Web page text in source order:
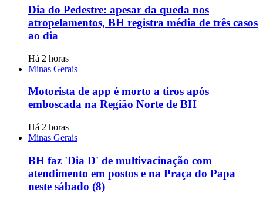
Dia do Pedestre: apesar da queda nos
atropelamentos, BH registra média de três casos
ao dia
Há 2 horas
Minas Gerais
Motorista de app é morto a tiros após
emboscada na Região Norte de BH
Há 2 horas
Minas Gerais
BH faz 'Dia D' de multivacinação com
atendimento em postos e na Praça do Papa
neste sábado (8)